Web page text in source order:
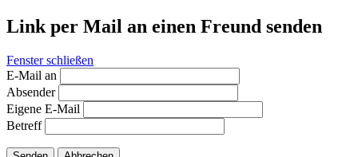
Link per Mail an einen Freund senden
Fenster schließen
E-Mail an
Absender
Eigene E-Mail
Betreff